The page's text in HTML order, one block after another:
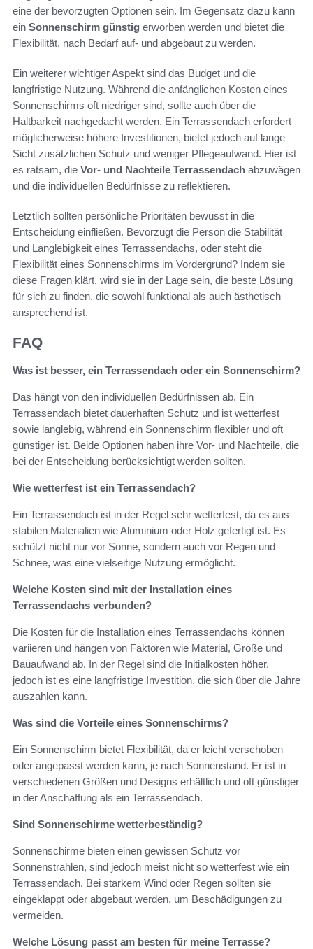
eine der bevorzugten Optionen sein. Im Gegensatz dazu kann
ein Sonnenschirm günstig erworben werden und bietet die
Flexibilität, nach Bedarf auf- und abgebaut zu werden.
Ein weiterer wichtiger Aspekt sind das Budget und die
langfristige Nutzung. Während die anfänglichen Kosten eines
Sonnenschirms oft niedriger sind, sollte auch über die
Haltbarkeit nachgedacht werden. Ein Terrassendach erfordert
möglicherweise höhere Investitionen, bietet jedoch auf lange
Sicht zusätzlichen Schutz und weniger Pflegeaufwand. Hier ist
es ratsam, die Vor- und Nachteile Terrassendach abzuwägen
und die individuellen Bedürfnisse zu reflektieren.
Letztlich sollten persönliche Prioritäten bewusst in die
Entscheidung einfließen. Bevorzugt die Person die Stabilität
und Langlebigkeit eines Terrassendachs, oder steht die
Flexibilität eines Sonnenschirms im Vordergrund? Indem sie
diese Fragen klärt, wird sie in der Lage sein, die beste Lösung
für sich zu finden, die sowohl funktional als auch ästhetisch
ansprechend ist.
FAQ
Was ist besser, ein Terrassendach oder ein Sonnenschirm?
Das hängt von den individuellen Bedürfnissen ab. Ein
Terrassendach bietet dauerhaften Schutz und ist wetterfest
sowie langlebig, während ein Sonnenschirm flexibler und oft
günstiger ist. Beide Optionen haben ihre Vor- und Nachteile, die
bei der Entscheidung berücksichtigt werden sollten.
Wie wetterfest ist ein Terrassendach?
Ein Terrassendach ist in der Regel sehr wetterfest, da es aus
stabilen Materialien wie Aluminium oder Holz gefertigt ist. Es
schützt nicht nur vor Sonne, sondern auch vor Regen und
Schnee, was eine vielseitige Nutzung ermöglicht.
Welche Kosten sind mit der Installation eines
Terrassendachs verbunden?
Die Kosten für die Installation eines Terrassendachs können
variieren und hängen von Faktoren wie Material, Größe und
Bauaufwand ab. In der Regel sind die Initialkosten höher,
jedoch ist es eine langfristige Investition, die sich über die Jahre
auszahlen kann.
Was sind die Vorteile eines Sonnenschirms?
Ein Sonnenschirm bietet Flexibilität, da er leicht verschoben
oder angepasst werden kann, je nach Sonnenstand. Er ist in
verschiedenen Größen und Designs erhältlich und oft günstiger
in der Anschaffung als ein Terrassendach.
Sind Sonnenschirme wetterbeständig?
Sonnenschirme bieten einen gewissen Schutz vor
Sonnenstrahlen, sind jedoch meist nicht so wetterfest wie ein
Terrassendach. Bei starkem Wind oder Regen sollten sie
eingeklappt oder abgebaut werden, um Beschädigungen zu
vermeiden.
Welche Lösung passt am besten für meine Terrasse?